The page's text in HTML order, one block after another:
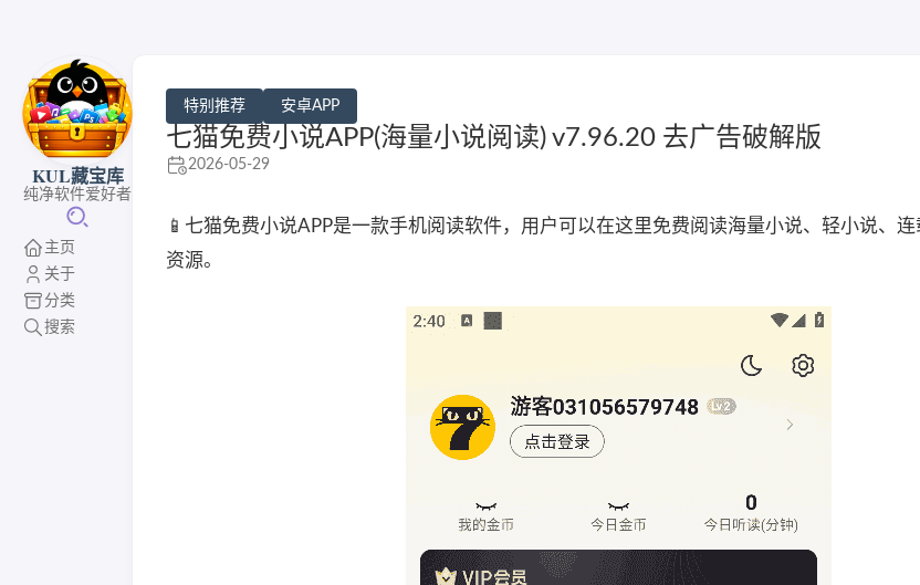
KUL藏宝库
纯净软件爱好者
主页
关于
分类
搜索
特别推荐 安卓APP
七猫免费小说APP(海量小说阅读) v7.96.20 去广告破解版
2026-05-29
📱七猫免费小说APP是一款手机阅读软件，用户可以在这里免费阅读海量小说、轻小说、
资源。